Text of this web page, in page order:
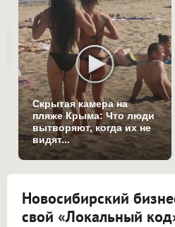
Скрытая камера на
пляже Крыма: Что люди
вытворяют, когда их не
видят...
Новосибирский
свой «Локальный